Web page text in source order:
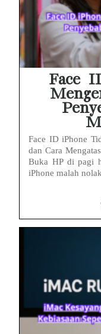
Face
Face ID iPhone
dan Cara
Buka HP di pagi
iPhone malah